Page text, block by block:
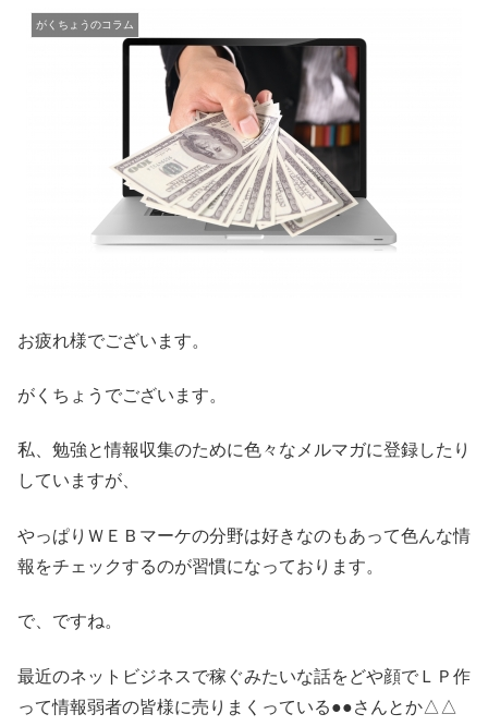
がくちょうのコラム
お疲れ様でございます。
がくちょうでございます。
私、勉強と情報収集のために色々なメルマガに登録したり
していますが、
やっぱりＷＥＢマーケの分野は好きなのもあって色んな情
報をチェックするのが習慣になっております。
で、ですね。
最近のネットビジネスで稼ぐみたいな話をどや顔でＬＰ作
って情報弱者の皆様に売りまくっている●●さんとか△△